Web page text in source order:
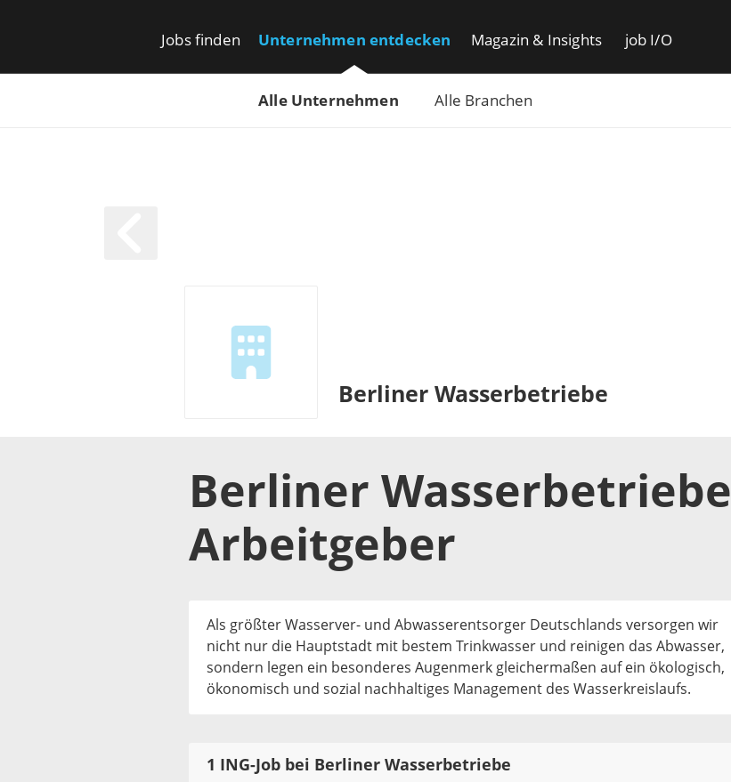
Jobs finden Unternehmen entdecken
Alle Unternehmen Alle Branchen
Magazin & Insights job I/O
Berliner Wasserbetriebe
Berliner Wasserbetriebe
Arbeitgeber
Als größter Wasserver- und Abwasserentsorger Deutschlands versorgen wir
nicht nur die Hauptstadt mit bestem Trinkwasser und reinigen das Abwasser,
sondern legen ein besonderes Augenmerk gleichermaßen auf ein ökologisch,
ökonomisch und sozial nachhaltiges Management des Wasserkreislaufs.
1 ING-Job bei Berliner Wasserbetriebe